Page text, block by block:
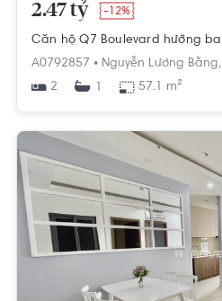
2.47 tỷ -12%
A0792857 • Nguyễn Lương Bằng,
2
1 57.1 m²